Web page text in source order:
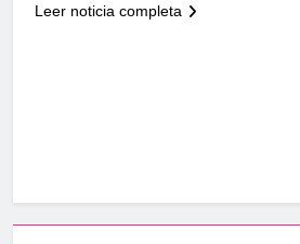
Leer noticia completa